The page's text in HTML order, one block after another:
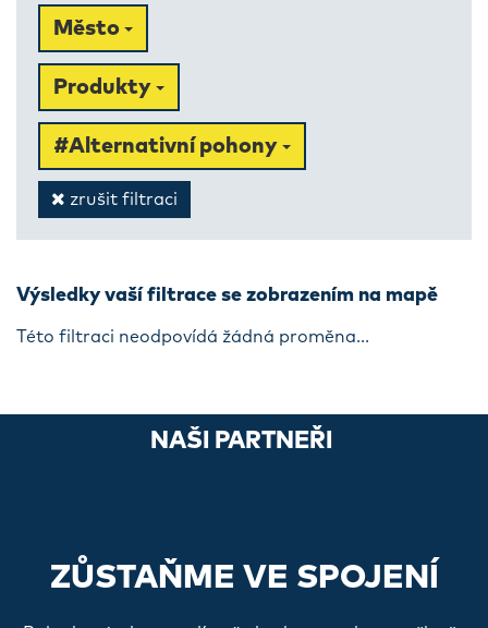
Město
Produkty
#Alternativní pohony
zrušit filtraci
Výsledky vaší filtrace se zobrazením na mapě
Této filtraci neodpovídá žádná proměna...
NAŠI PARTNEŘI
ZŮSTAŇME VE SPOJENÍ